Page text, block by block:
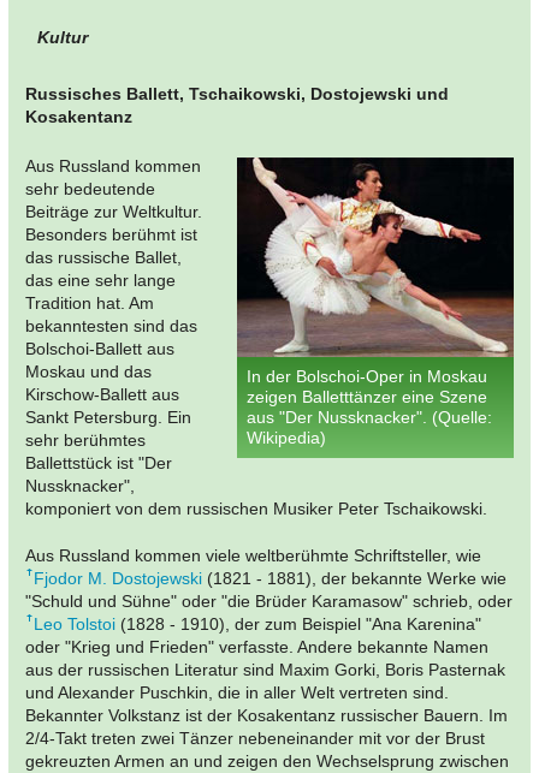
Kultur
Russisches Ballett, Tschaikowski, Dostojewski und
Kosakentanz
In der Bolschoi-Oper in Moskau
zeigen Balletttänzer eine Szene
aus "Der Nussknacker". (Quelle:
Wikipedia)
Aus Russland kommen
sehr bedeutende
Beiträge zur Weltkultur.
Besonders berühmt ist
das russische Ballet,
das eine sehr lange
Tradition hat. Am
bekanntesten sind das
Bolschoi-Ballett aus
Moskau und das
Kirschow-Ballett aus
Sankt Petersburg. Ein
sehr berühmtes
Ballettstück ist "Der
Nussknacker",
komponiert von dem russischen Musiker Peter Tschaikowski.
Aus Russland kommen viele weltberühmte Schriftsteller, wie
Fjodor M. Dostojewski (1821 - 1881), der bekannte Werke wie
"Schuld und Sühne" oder "die Brüder Karamasow" schrieb, oder
Leo Tolstoi (1828 - 1910), der zum Beispiel "Ana Karenina"
oder "Krieg und Frieden" verfasste. Andere bekannte Namen
aus der russischen Literatur sind Maxim Gorki, Boris Pasternak
und Alexander Puschkin, die in aller Welt vertreten sind.
Bekannter Volkstanz ist der Kosakentanz russischer Bauern. Im
2/4-Takt treten zwei Tänzer nebeneinander mit vor der Brust
gekreuzten Armen an und zeigen den Wechselsprung zwischen